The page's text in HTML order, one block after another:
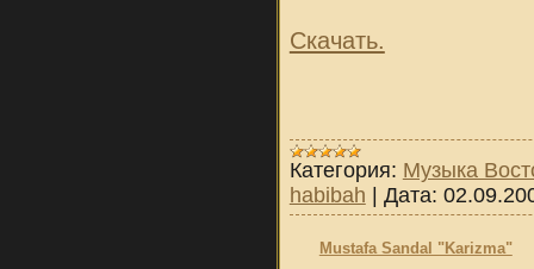
Скачать.
Категория: Музыка
habibah | Дата:
Mustafa Sandal "Karizma"